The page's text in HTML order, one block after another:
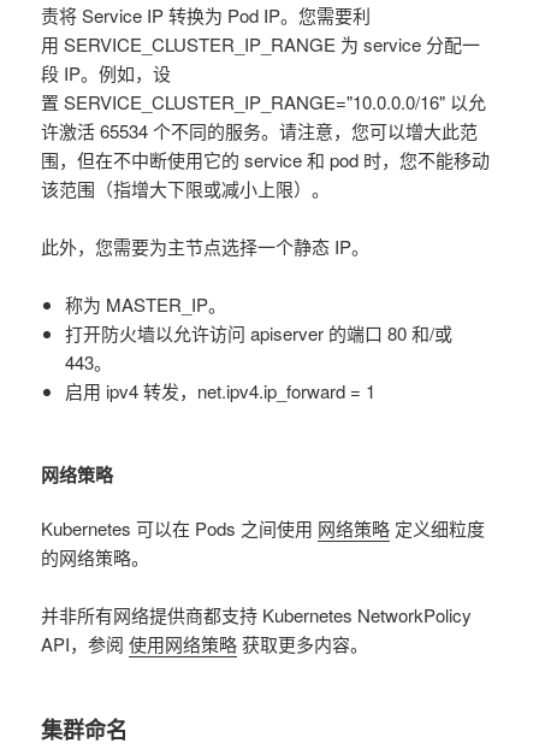
责将 Service IP 转换为 Pod IP。您需要利
用 SERVICE_CLUSTER_IP_RANGE 为 service 分配一
段 IP。例如，设
置 SERVICE_CLUSTER_IP_RANGE="10.0.0.0/16" 以允
许激活 65534 个不同的服务。请注意，您可以增大此范
围，但在不中断使用它的 service 和 pod 时，您不能移动
该范围（指增大下限或减小上限）。
此外，您需要为主节点选择一个静态 IP。
称为 MASTER_IP。
打开防火墙以允许访问 apiserver 的端口 80 和/或
443。
启用 ipv4 转发，net.ipv4.ip_forward = 1
网络策略
Kubernetes 可以在 Pods 之间使用 网络策略 定义细粒度
的网络策略。
并非所有网络提供商都支持 Kubernetes NetworkPolicy
API，参阅使用网络策略获取更多内容。
集群命名